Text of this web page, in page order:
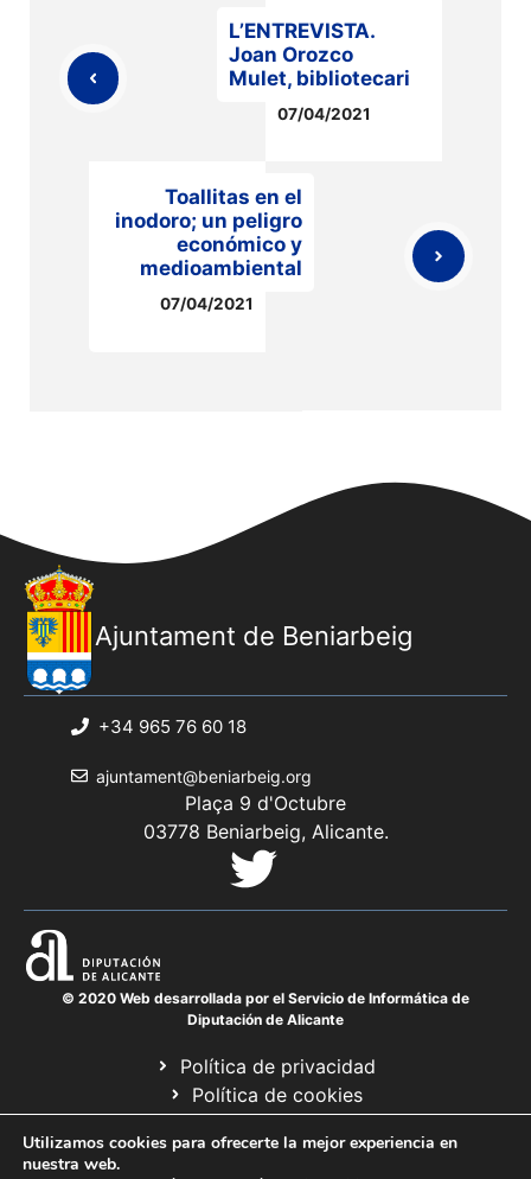
L’ENTREVISTA.
Joan Orozco
Mulet, bibliotecari
07/04/2021
Toallitas en el
inodoro; un peligro
económico y
medioambiental
07/04/2021
Ajuntament de Beniarbeig
+34 965 76 60 18
ajuntament@beniarbeig.org
Plaça 9 d'Octubre
03778 Beniarbeig, Alicante.
© 2020 Web desarrollada por el Servicio de Informática de
Diputación de Alicante
Política de privacidad
Política de cookies
Avís legal
Mapa web
Utilizamos cookies para ofrecerte la mejor experiencia en
nuestra web.